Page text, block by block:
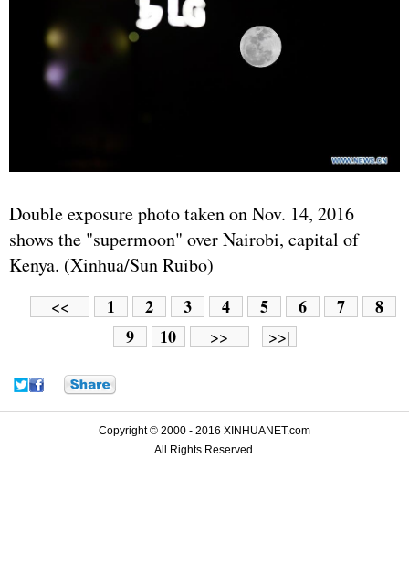
Double exposure photo taken on Nov. 14, 2016
shows the "supermoon" over Nairobi, capital of
Kenya. (Xinhua/Sun Ruibo)
<< 1 2 3 4 5 6 7
8
9
10 >> >>|
Copyright © 2000 - 2016 XINHUANET.com
All Rights Reserved.